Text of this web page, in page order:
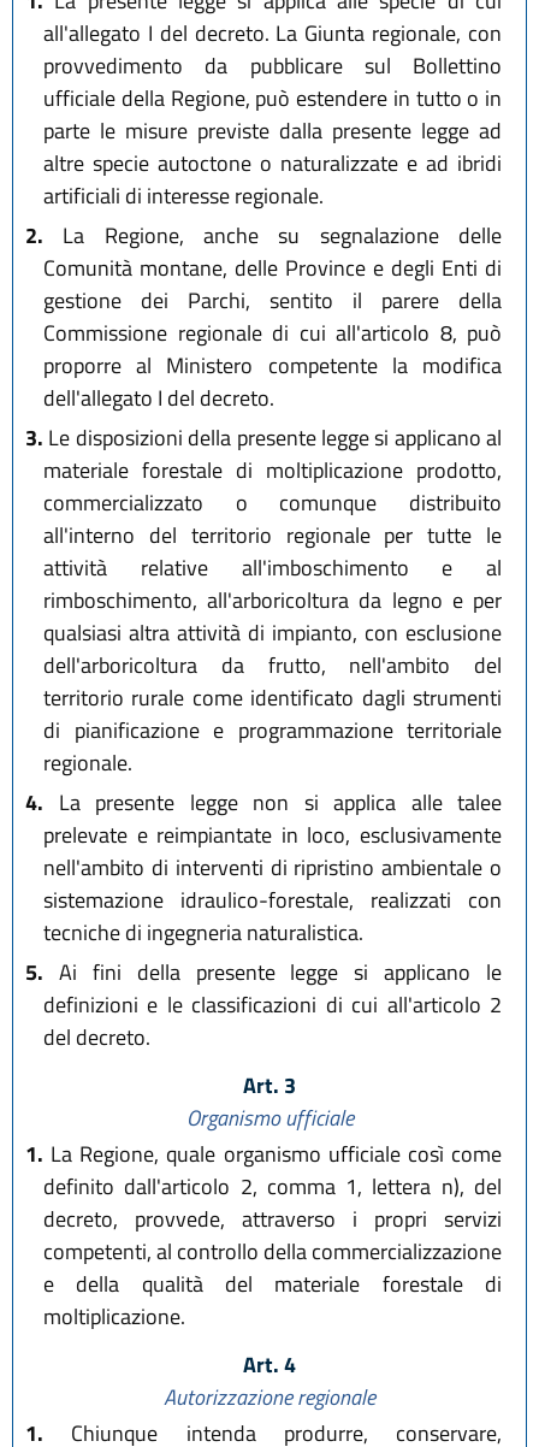
all'allegato I del decreto. La Giunta regionale, con
provvedimento da pubblicare sul Bollettino
ufficiale della Regione, può estendere in tutto o in
parte le misure previste dalla presente legge ad
altre specie autoctone o naturalizzate e ad ibridi
artificiali di interesse regionale.
2. La Regione, anche su segnalazione delle
Comunità montane, delle Province e degli Enti di
gestione dei Parchi, sentito il parere della
Commissione regionale di cui all'articolo 8, può
proporre al Ministero competente la modifica
dell'allegato I del decreto.
3. Le disposizioni della presente legge si applicano al
materiale forestale di moltiplicazione prodotto,
commercializzato o comunque distribuito
all'interno del territorio regionale per tutte le
attività relative all'imboschimento e al
rimboschimento, all'arboricoltura da legno e per
qualsiasi altra attività di impianto, con esclusione
dell'arboricoltura da frutto, nell'ambito del
territorio rurale come identificato dagli strumenti
di pianificazione e programmazione territoriale
regionale.
4. La presente legge non si applica alle talee
prelevate e reimpiantate in loco, esclusivamente
nell'ambito di interventi di ripristino ambientale o
sistemazione idraulico-forestale, realizzati con
tecniche di ingegneria naturalistica.
5. Ai fini della presente legge si applicano le
definizioni e le classificazioni di cui all'articolo 2
del decreto.
Art. 3
Organismo ufficiale
1. La Regione, quale organismo ufficiale così come
definito dall'articolo 2, comma 1, lettera n), del
decreto, provvede, attraverso i propri servizi
competenti, al controllo della commercializzazione
e della qualità del materiale forestale di
moltiplicazione.
Art. 4
Autorizzazione regionale
1. Chiunque intenda produrre, conservare,